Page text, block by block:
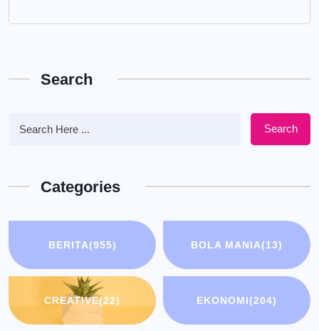
Search
Search
Categories
BERITA(955) BOLA MANIA(13)
CREATIVE(22) EKONOMI(204)